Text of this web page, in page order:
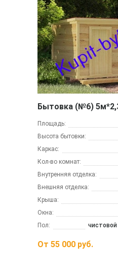
Бытовка (№6)
Площадь:
Высота бытовки:
Каркас:
Кол-во комнат:
Внутренняя отделка:
Внешняя отделка:
Крыша:
Окна:
Пол:
От 55 000 руб.